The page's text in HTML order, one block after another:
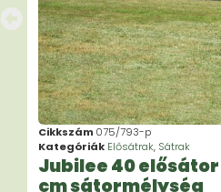
Cikkszám 075/793-p
Kategóriák Elősátrak, Sátrak
Jubilee 40 elősátor
cm sátormélység